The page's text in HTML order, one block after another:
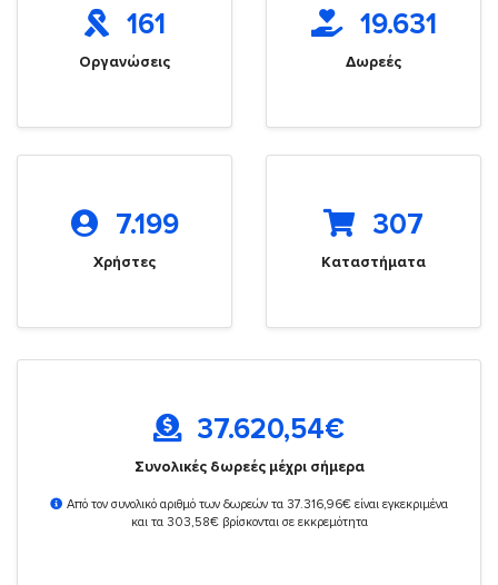
161
Οργανώσεις
19.631
Δωρεές
7.199
Χρήστες
307
Καταστήματα
37.620,54€
Συνολικές δωρεές μέχρι σήμερα
Από τον συνολικό αριθμό των δωρεών τα 37.316,96€ είναι εγκεκριμένα
και τα 303,58€ βρίσκονται σε εκκρεμότητα